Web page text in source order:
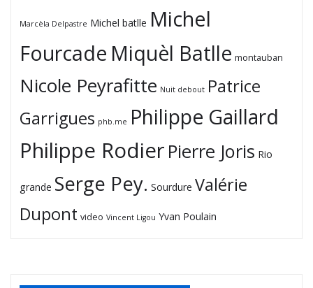
Marcèla Delpastre Michel batlle Michel
Fourcade Miquèl Batlle montauban
Nicole Peyrafitte Nuit debout Patrice
Garrigues phb.me Philippe Gaillard
Philippe Rodier Pierre Joris Rio
grande Serge Pey. Sourdure Valérie
Dupont video Vincent Ligou Yvan Poulain